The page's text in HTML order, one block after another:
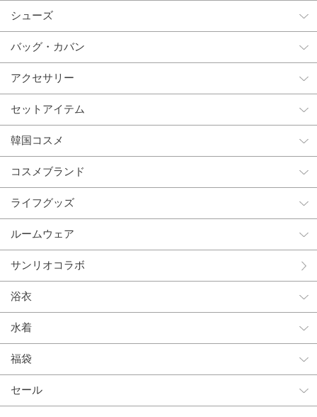
シューズ
バッグ・カバン
アクセサリー
セットアイテム
韓国コスメ
コスメブランド
ライフグッズ
ルームウェア
サンリオコラボ
浴衣
水着
福袋
セール